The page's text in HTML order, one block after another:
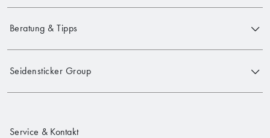
Beratung & Tipps
Seidensticker Group
Service & Kontakt